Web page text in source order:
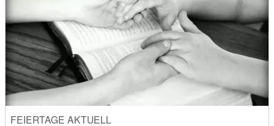
FEIERTAGE AKTUELL